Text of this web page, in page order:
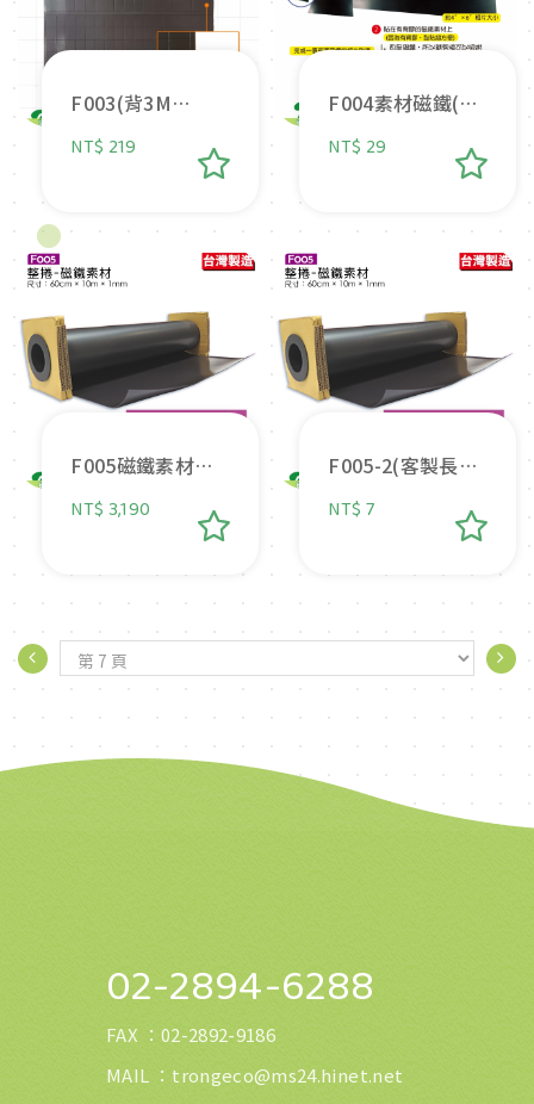
F003(背3M
膠)204小格
NT$ 219
F004素材磁鐵(背
雙面膠)
10.5cm×14.5m
NT$ 29
F005磁鐵素材整
捲-1.0MM
NT$ 3,190
F005-2(客製長度)
磁鐵素材-1.0MM
NT$ 7
02-2894-6288
FAX ： 02-2892-9186
MAIL ： trongeco@ms24.hinet.net